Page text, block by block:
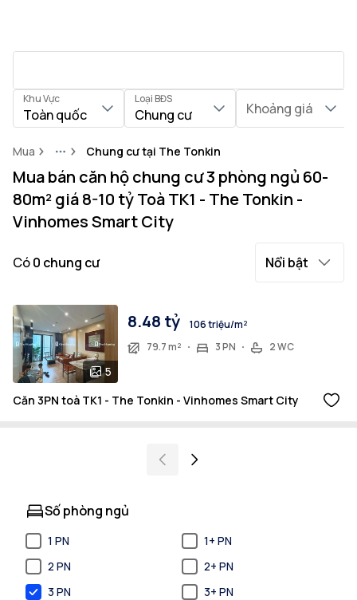
Khu Vực
Toàn quốc
Loại BĐS
Chung cư Khoảng giá
Mua MoreChung cư tại The Tonkin
Mua bán căn hộ chung cư 3 phòng ngủ 60-
80m² giá 8-10 tỷ Toà TK1 - The Tonkin -
Vinhomes Smart City
Có0 chung cư Nổi bật
5
8.48 tỷ
106 triệu/m²
79.7 m²
3 PN 2 WC
Căn 3PN toà TK1 - The Tonkin - Vinhomes Smart City
Số phòng ngủ
1 PN
1+ PN
2 PN
2+ PN
3 PN
3+ PN